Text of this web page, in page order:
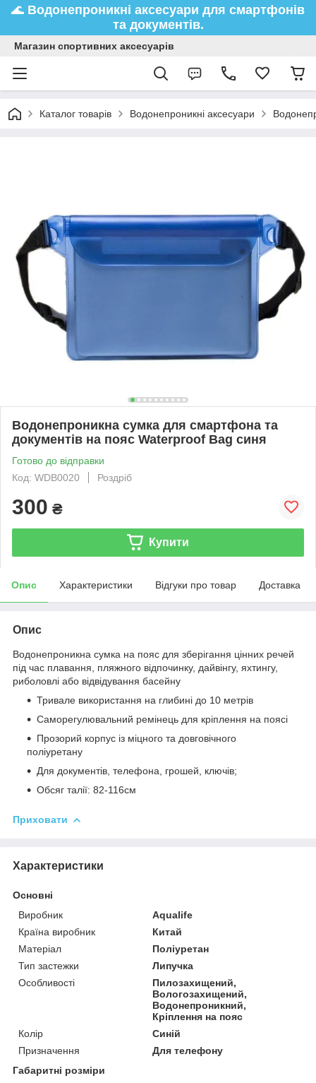
🌊 Водонепроникні аксесуари для смартфонів
та документів.
Магазин спортивних аксесуарів
Каталог товарів Водонепроникні аксесуари
Водонепроникна сумка для смартфона та
документів на пояс Waterproof Bag синя
Готово до відправки
Код: WDB0020
Роздріб
300 ₴
Купити
Опис Характеристики Відгуки про товар Доставка
Опис
Водонепроникна сумка на пояс для зберігання цінних речей
під час плавання, пляжного відпочинку, дайвінгу, яхтингу,
риболовлі або відвідування басейну
Тривале використання на глибині до 10 метрів
Саморегулювальний ремінець для кріплення на поясі
Прозорий корпус із міцного та довговічного
поліуретану
Для документів, телефона, грошей, ключів;
Обсяг талії: 82-116см
Приховати
Характеристики
Основні
Виробник
Aqualife
Країна виробник
Китай
Матеріал
Поліуретан
Тип застежки
Липучка
Особливості
Пилозахищений,
Вологозахищений,
Водонепроникний,
Кріплення на пояс
Колір
Синій
Призначення
Для телефону
Габаритні розміри